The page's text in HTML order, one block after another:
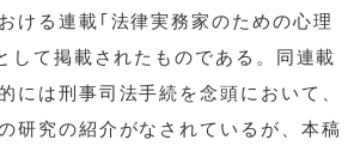
ける連載｢法律実務家のための心理
して掲載されたものである。同連載
には刑事司法手続を念頭において、
研究の紹介がなされているが、本稿